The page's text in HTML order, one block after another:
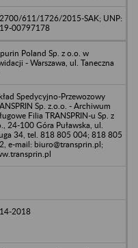
611/1726/2015-SAK; UNP:
00797178
Poland Sp. z o.o. w
- Warszawa, ul. Taneczna
Spedycyjno-Przewozowy
Sp. z.o.o. - Archiwum
Filia TRANSPRIN-u Sp. z
24-100 Góra Puławska, ul.
34, tel. 818 805 004; 818 805
e-mail: biuro@transprin.pl;
2018